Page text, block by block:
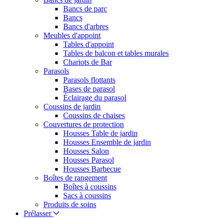
Bancs de parc
Bancs
Bancs d'arbres
Meubles d'appoint
Tables d'appoint
Tables de balcon et tables murales
Chariots de Bar
Parasols
Parasols flottants
Bases de parasol
Éclairage du parasol
Coussins de jardin
Coussins de chaises
Couvertures de protection
Housses Table de jardin
Housses Ensemble de jardin
Housses Salon
Housses Parasol
Housses Barbecue
Boîtes de rangement
Boîtes à coussins
Sacs à coussins
Produits de soins
Prélasser